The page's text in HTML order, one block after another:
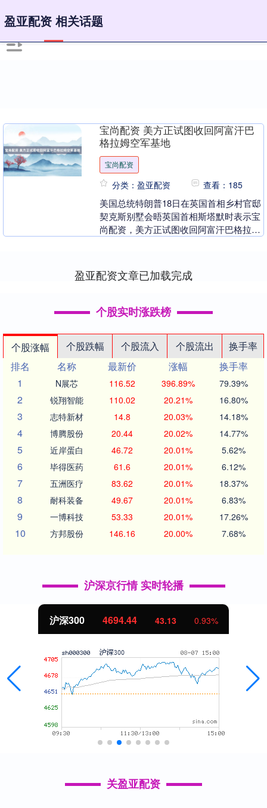
盈亚配资 相关话题
宝尚配资 美方正试图收回阿富汗巴
格拉姆空军基地
宝尚配资
分类：盈亚配资 查看：185
美国总统特朗普18日在英国首相乡村官邸
契克斯别墅会晤英国首相斯塔默时表示宝
尚配资，美方正试图收回阿富汗巴格拉姆
盈亚配资文章已加载完成
个股实时涨跌榜
个股涨幅 个股跌幅 个股流入 个股流出
换手率
排名
名称 最新价 涨幅
换手率
1
N展芯 116.52 396.89% 79.39%
2 锐翔智能 110.02 20.21% 16.80%
3 志特新材 14.8 20.03% 14.18%
4 博腾股份 20.44 20.02% 14.77%
5 近岸蛋白 46.72 20.01% 5.62%
6 毕得医药 61.6 20.01% 6.12%
7 五洲医疗 83.62 20.01% 18.37%
8 耐科装备 49.67 20.01% 6.83%
9 一博科技 53.33 20.01% 17.26%
10 方邦股份 146.16 20.00% 7.68%
沪深京行情 实时轮播
沪深300 4694.44 43.13 0.93%
关盈亚配资